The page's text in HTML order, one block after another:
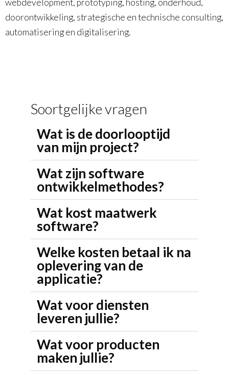
webdevelopment, prototyping, hosting, onderhoud,
doorontwikkeling, strategische en technische consulting,
automatisering en digitalisering.
Soortgelijke vragen
Wat is de doorlooptijd
van mijn project?
Wat zijn software
ontwikkelmethodes?
Wat kost maatwerk
software?
Welke kosten betaal ik na
oplevering van de
applicatie?
Wat voor diensten
leveren jullie?
Wat voor producten
maken jullie?